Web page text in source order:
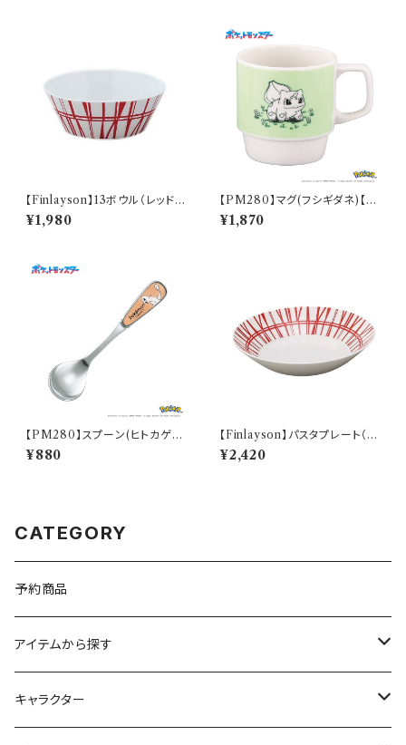
【Finlayson】13ボウル（レッド）
【コロナ】
¥1,980
【PM280】マグ(フシギダネ)【D
aily Sketch】PM281-11
¥1,870
【PM280】スプーン(ヒトカゲ)
【Daily Sketch】PM282-850
¥880
【Finlayson】パスタプレート（レ
ッド）【コロナ】
¥2,420
CATEGORY
予約商品
アイテムから探す
九谷焼
キャラクター